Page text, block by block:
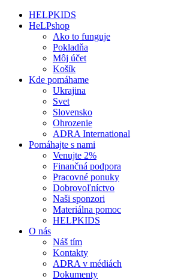
HELPKIDS
HeLPshop
Ako to funguje
Pokladňa
Môj účet
Košík
Kde pomáhame
Ukrajina
Svet
Slovensko
Ohrozenie
ADRA International
Pomáhajte s nami
Venujte 2%
Finančná podpora
Pracovné ponuky
Dobrovoľníctvo
Naši sponzori
Materiálna pomoc
HELPKIDS
O nás
Náš tím
Kontakty
ADRA v médiách
Dokumenty